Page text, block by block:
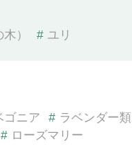
） # ユリ
ゴニア # ラベンダー類
# ローズマリー